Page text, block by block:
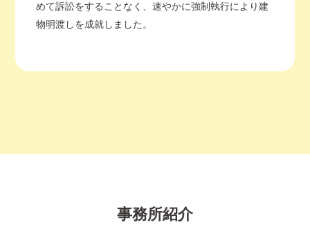
めて訴訟をすることなく、速やかに強制執行により建
物明渡しを成就しました。
事務所紹介